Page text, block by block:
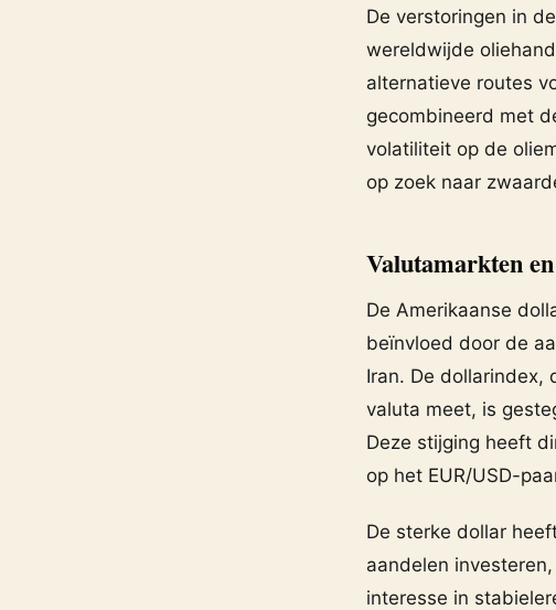
De verstoringen in
wereldwijde
alternatieve routes
gecombineerd met
volatiliteit op de
op zoek naar
Valutamarkten
De Amerikaanse
beïnvloed door de
Iran. De dollarindex,
valuta meet, is
Deze stijging heeft
op het EUR/USD-
De sterke dollar
aandelen
interesse in